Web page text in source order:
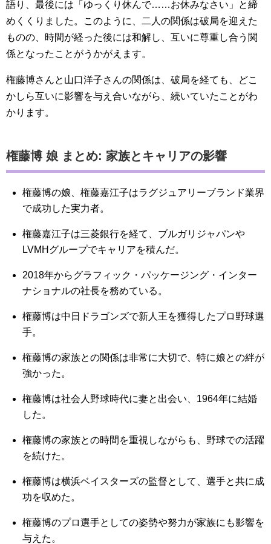
語り、最後には「ゆっくり休んで……お休みなさい」と締
めくくりました。このように、二人の関係は破局を迎えた
ものの、時間が経った後には和解し、互いに尊重し合う関
係となったことがうかがえます。
権藤博さんと山口洋子さんの関係は、破局を経ても、どこ
かしら互いに影響を与え合いながら、続いていたことがわ
かります。
権藤博 娘 まとめ: 家族とキャリアの影響
権藤博の娘、権藤嘉江子はラグジュアリーブランド業界
で成功した実力者。
権藤嘉江子は三菱銀行を経て、ブルガリジャパンや
LVMHグループでキャリアを積んだ。
2018年からグラフィック・パッケージング・インター
ナショナルの社長を務めている。
権藤博は中日ドラゴンズで新人王を獲得したプロ野球選
手。
権藤博の家族との関係は非常に大切で、特に娘との絆が
強かった。
権藤博は社会人野球時代に妻と出会い、1964年に結婚
した。
権藤博の家族との時間を重視しながらも、野球での活躍
を続けた。
権藤博は横浜ベイスターズの監督として、選手と共に成
功を収めた。
権藤博のプロ選手としての姿勢や努力が家族にも影響を
与えた。